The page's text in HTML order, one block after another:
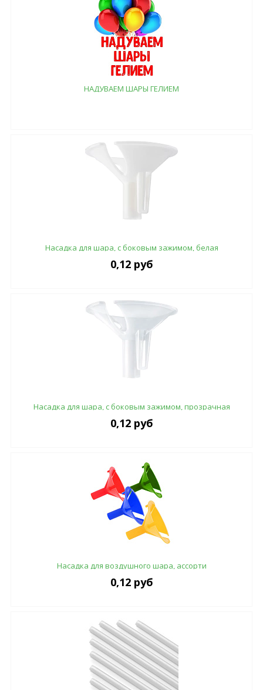
НАДУВАЕМ ШАРЫ ГЕЛИЕМ
Насадка для шара, с боковым зажимом, белая
0,12 руб
Насадка для шара, с боковым зажимом, прозрачная
0,12 руб
Насадка для воздушного шара, ассорти
0,12 руб